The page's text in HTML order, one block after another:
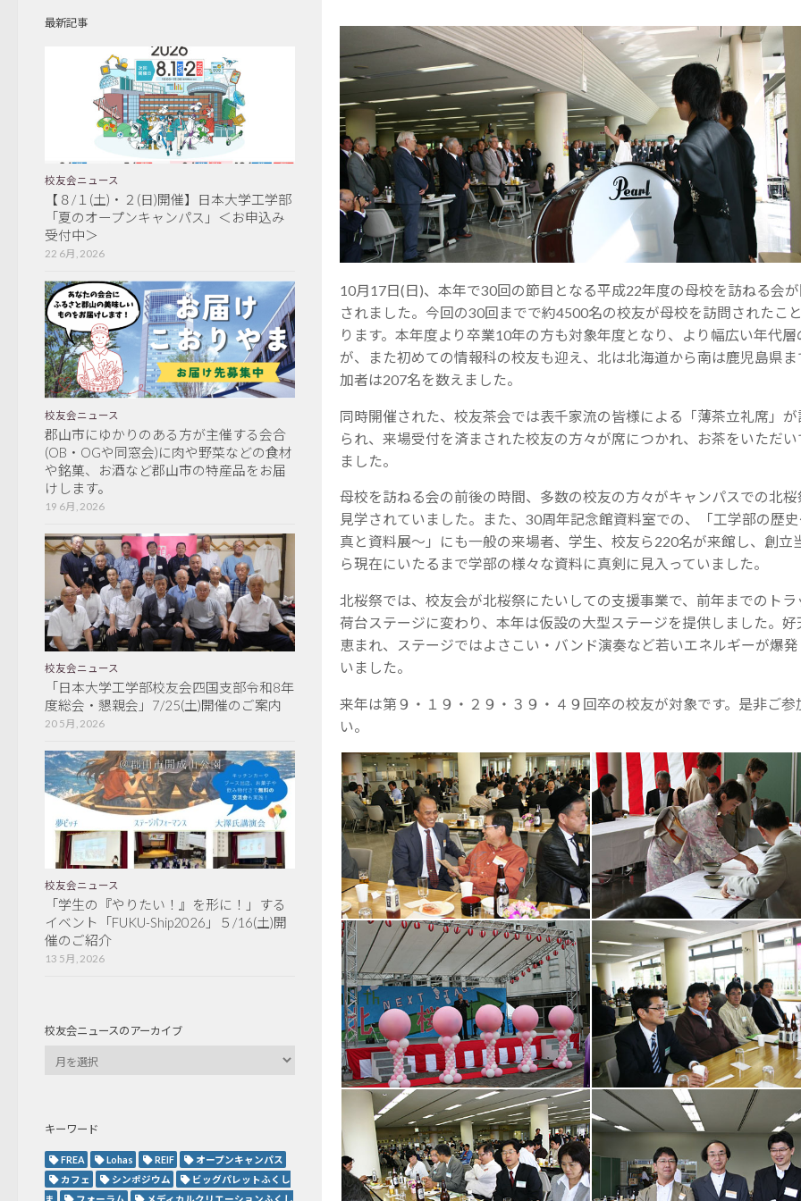
10月17日(日)、本年で30回の節目となる平成22年度の母校を訪ねる会
されました。今回の30回までで約4500名の校友が母校を訪問されたこ
ります。本年度より卒業10年の方も対象年度となり、より幅広い年代層
が、また初めての情報科の校友も迎え、北は北海道から南は鹿児島県ま
加者は207名を数えました。
同時開催された、校友茶会では表千家流の皆様による「薄茶立礼席」が
られ、来場受付を済まされた校友の方々が席につかれ、お茶をいただい
ました。
母校を訪ねる会の前後の時間、多数の校友の方々がキャンパスでの北桜
見学されていました。また、30周年記念館資料室での、「工学部の歴
真と資料展～」にも一般の来場者、学生、校友ら220名が来館し、創立
ら現在にいたるまで学部の様々な資料に真剣に見入っていました。
北桜祭では、校友会が北桜祭にたいしての支援事業で、前年までのトラ
荷台ステージに変わり、本年は仮設の大型ステージを提供しました。好
恵まれ、ステージではよさこい・バンド演奏など若いエネルギーが爆
いました。
来年は第９・１９・２９・３９・４９回卒の校友が対象です。是非ご参
い。
最新記事
校友会ニュース
【８/１(土)・２(日)開催】日本大学工学部
「夏のオープンキャンパス」＜お申込み
受付中＞
22 6月, 2026
校友会ニュース
郡山市にゆかりのある方が主催する会合
(OB・OGや同窓会)に肉や野菜などの食材
や銘菓、お酒など郡山市の特産品をお届
けします。
19 6月, 2026
校友会ニュース
「日本大学工学部校友会四国支部令和8年
度総会・懇親会」7/25(土)開催のご案内
20 5月, 2026
校友会ニュース
「学生の『やりたい！』を形に！」する
イベント「FUKU-Ship2026」５/16(土)開
催のご紹介
13 5月, 2026
校友会ニュースのアーカイブ
キーワード
FREA Lohas REIF
オープンキャンパス
カフェ
シンポジウム
ビッグパレットふくし
ま
フォーラム メディカルクリエーションふくし